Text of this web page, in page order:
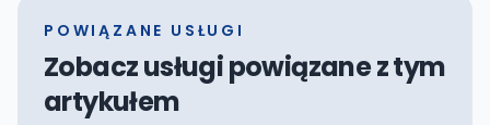
POWIĄZANE USŁUGI
Zobacz usługi powiązane z tym
artykułem